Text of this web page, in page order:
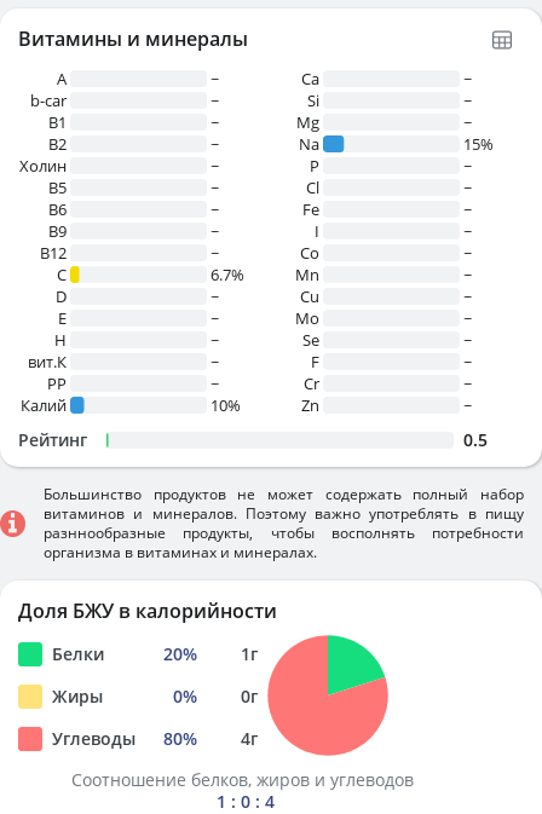
Витамины и минералы
A
~
b-car
~
В1
~
B2
~
Холин
~
B5
~
B6
~
B9
~
B12
~
C
6.7%
D
~
E
~
H
~
вит.К
~
PP
~
Калий
10%
Ca
~
Si
~
Mg
~
Na
15%
P
~
Cl
~
Fe
~
I
~
Co
~
Mn
~
Cu
~
Mo
~
Se
~
F
~
Cr
~
Zn
~
Рейтинг 0.5
Большинство продуктов не может содержать полный набор
витаминов и минералов. Поэтому важно употреблять в пищу
разннообразные продукты, чтобы восполнять потребности
организма в витаминах и минералах.
Доля БЖУ в калорийности
Белки 20% 1г
Жиры
0% 0г
Углеводы
80% 4г
Соотношение белков, жиров и углеводов
1 : 0 : 4